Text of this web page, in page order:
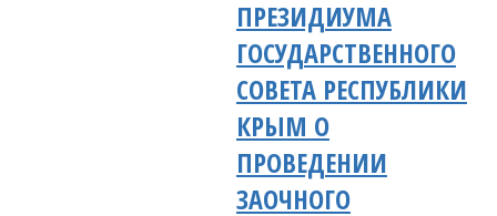
ПРЕЗИДИУМА
ГОСУДАРСТВЕННОГО
СОВЕТА РЕСПУБЛИКИ
КРЫМ О
ПРОВЕДЕНИИ
ЗАОЧНОГО